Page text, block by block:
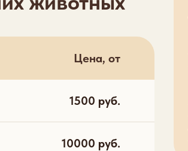
Цена, от
1500 руб.
10000 руб.